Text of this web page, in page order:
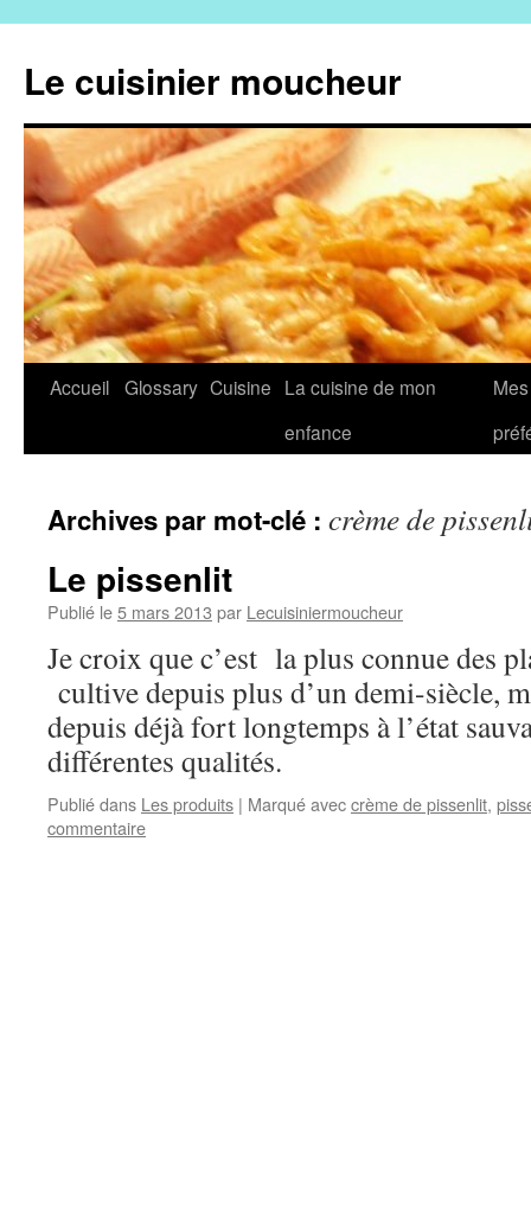
contenu
Le cuisinier moucheur
Accueil Glossary Cuisine La cuisine de mon
enfance
Archives par mot-clé : crème de
Le pissenlit
Publié le5 mars 2013 par Lecuisiniermoucheur
Je croix que c’est la plus connue des
cultive depuis plus d’un demi-siècle,
depuis déjà fort longtemps à l’état
différentes qualités.
Publié dans Les produits | Marqué aveccrème de pissenlit,
commentaire